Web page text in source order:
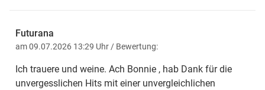
Futurana
am 09.07.2026 13:29 Uhr / Bewertung:
Ich trauere und weine. Ach Bonnie , hab Dank für die
unvergesslichen Hits mit einer unvergleichlichen